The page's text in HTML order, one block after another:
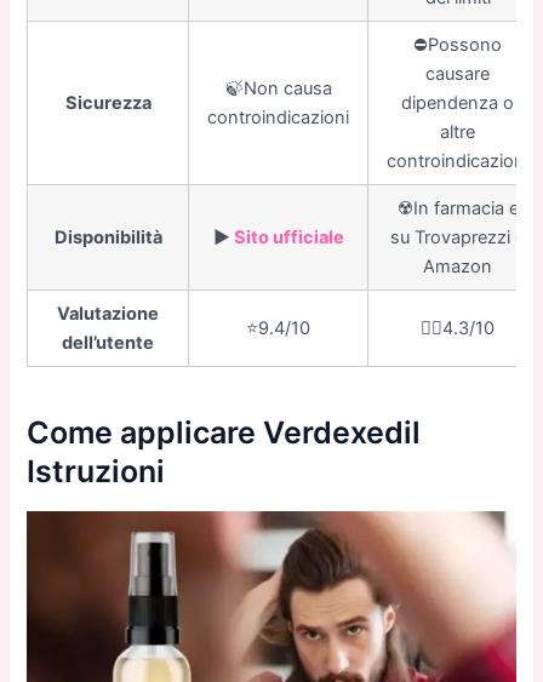
Sicurezza
🍃Non causa
controindicazioni
⛔️Possono
causare
dipendenza o
altre
controindicazioni
Disponibilità ▶️ Sito ufficiale
☢️In farmacia e
su Trovaprezzi e
Amazon
Valutazione
dell’utente
⭐️9.4/10 👎🏼4.3/10
Come applicare Verdexedil
Istruzioni